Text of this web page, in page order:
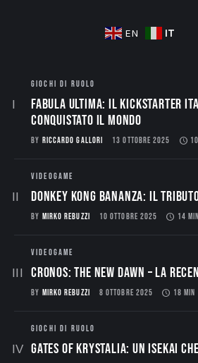
EN IT
GIOCHI DI RUOLO
Fabula Ultima: il Kickstarter
conquistato il mondo
BY RICCARDO GALLORI 13 OTTOBRE 2025
VIDEOGAME
Donkey Kong Bananza: Il
BY MIRKO REBUZZI 10 OTTOBRE 2025 14 MIN
VIDEOGAME
CRONOS: THE NEW DAWN – La
BY MIRKO REBUZZI 8 OTTOBRE 2025 18 MIN
GIOCHI DI RUOLO
Gates of Krystalia: Un Isekai